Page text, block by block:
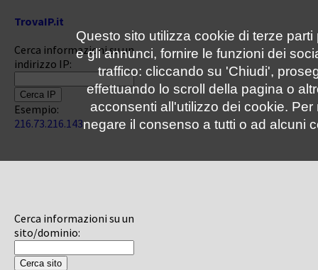
TrovaIP.it
Cerca informazioni su un
indirizzo IP:
Esempio:
216.73.216.143
Cerca informazioni su un
sito/dominio:
Questo sito utilizza cookie di terze
e gli annunci, fornire le funzioni dei
traffico: cliccando su 'Chiudi',
effettuando lo scroll della pagina o
acconsenti all'utilizzo dei cookie.
negare il consenso a tutti o ad alcuni